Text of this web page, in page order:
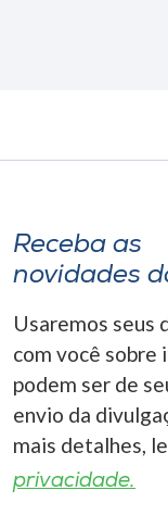
Receba as
novidades
Usaremos seus
com você sobre
podem ser de
envio da
mais detalhes,
privacidade.